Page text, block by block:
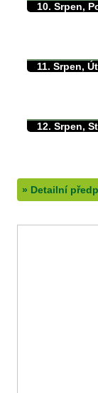
10. Srpen,
11. Srpen,
12. Srpen,
» Detailní